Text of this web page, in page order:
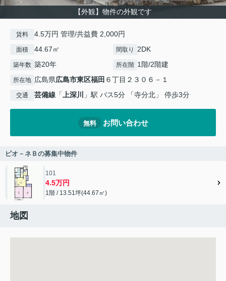
【外観】物件の外観です
賃料 4.5万円 管理/共益費 2,000円
面積 44.67㎡ 間取り 2DK
築年数 築20年 所在階 1階/2階建
所在地 広島県広島市東区福田 ６丁目２３０６－１
交通 芸備線 「 上深川 」駅 バス5分 「寺分北」 停歩3分
無料 お問い合わせ
ピオ－ネＢの募集中物件
101
4.5万円
1階 / 13.51坪(44.67㎡)
地図